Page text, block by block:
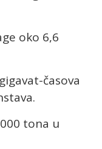
oko 6,6
časova
tona u